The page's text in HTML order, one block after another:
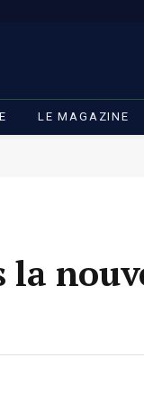
LE MAGAZINE
la